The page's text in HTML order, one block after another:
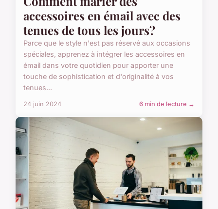
accessoires en émail avec des
tenues de tous les jours?
Parce que le style n'est pas réservé aux occasions
spéciales, apprenez à intégrer les accessoires en
émail dans votre quotidien pour apporter une
touche de sophistication et d'originalité à vos
tenues...
24 juin 2024 6 min de lecture →